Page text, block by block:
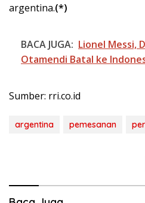
argentina.(*)
BACA JUGA: Lionel Messi,
Otamendi Batal ke
Sumber: rri.co.id
argentina pemesanan